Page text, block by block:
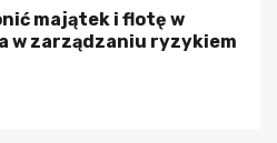
majątek i flotę w
w zarządzaniu ryzykiem